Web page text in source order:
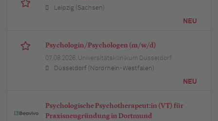
Leipzig (Sachsen)
NEU
Psychologin/Psychologen (m/w/d)
07.08.2026, Universitätsklinikum Düsseldorf
Düsseldorf (Nordrhein-Westfalen)
NEU
Psychologische Psychotherapeut:in (VT) für
Praxisneugründung in Dortmund